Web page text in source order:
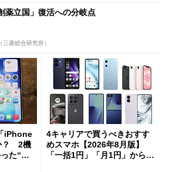
薬立国」復活への分岐点
三菱総合研究所）
iPhone
？ 2機
た“ス
4キャリアで買うべきおすす
めスマホ【2026年8月版】
「一括1円」「月1円」からお